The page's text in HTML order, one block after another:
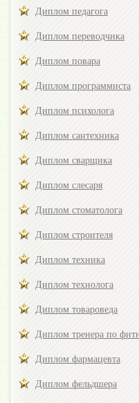
Диплом педагога
Диплом переводчика
Диплом повара
Диплом программиста
Диплом психолога
Диплом сантехника
Диплом сварщика
Диплом слесаря
Диплом стоматолога
Диплом строителя
Диплом техника
Диплом технолога
Диплом товароведа
Диплом тренера по
Диплом фармацевта
Диплом фельдшера